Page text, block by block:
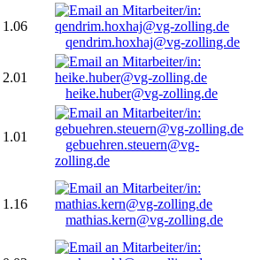
1.06
qendrim.hoxhaj@vg-zolling.de
2.01
heike.huber@vg-zolling.de
1.01
gebuehren.steuern@vg-
zolling.de
1.16
mathias.kern@vg-zolling.de